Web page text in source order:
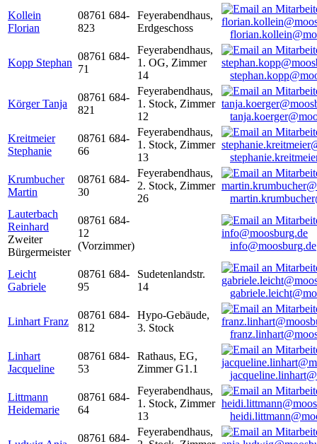
Kollein
Florian
08761 684-
823
Feyerabendhaus,
Erdgeschoss
Kopp Stephan
08761 684-
71
Feyerabendhaus,
1. OG, Zimmer
14
Körger Tanja
08761 684-
821
Feyerabendhaus,
1. Stock, Zimmer
12
Kreitmeier
Stephanie
08761 684-
66
Feyerabendhaus,
1. Stock, Zimmer
13
Krumbucher
Martin
08761 684-
30
Feyerabendhaus,
2. Stock, Zimmer
26
Lauterbach
Reinhard
Zweiter
Bürgermeister
08761 684-
12
(Vorzimmer)
info@moosburg.de
Leicht
Gabriele
08761 684-
95
Sudetenlandstr.
14
Linhart Franz
08761 684-
812
Hypo-Gebäude,
3. Stock
Linhart
Jacqueline
08761 684-
53
Rathaus, EG,
Zimmer G1.1
Littmann
Heidemarie
08761 684-
64
Feyerabendhaus,
1. Stock, Zimmer
13
08761 684-
Feyerabendhaus,